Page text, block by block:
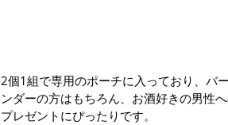
2個1組で専用のポーチに入っており、バ
ンダーの方はもちろん、お酒好きの男性
プレゼントにぴったりです。